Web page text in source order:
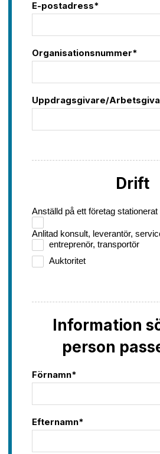
E-postadress*
Organisationsnummer*
Uppdragsgivare/
Drift
Anställd på ett företag
Anlitad konsult, leverantör,
entreprenör, transportör
Auktoritet
Information
person
Förnamn*
Efternamn*